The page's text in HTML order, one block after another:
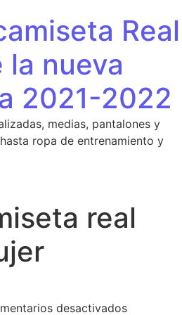
Real
la nueva
2021-2022
medias, pantalones y
ropa de entrenamiento y
real
desactivadosen nueva